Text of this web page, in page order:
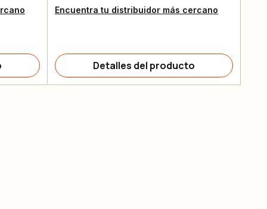
Encuentra tu distribuidor más cercano
Detalles del producto